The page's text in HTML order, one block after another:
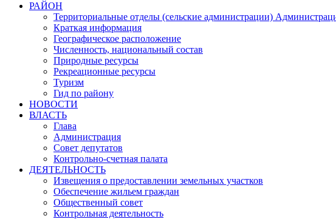
РАЙОН
Территориальные отделы (сельские администрации)
Краткая информация
Географическое расположение
Численность, национальный состав
Природные ресурсы
Рекреационные ресурсы
Туризм
Гид по району
НОВОСТИ
ВЛАСТЬ
Глава
Администрация
Совет депутатов
Контрольно-счетная палата
ДЕЯТЕЛЬНОСТЬ
Извещения о предоставлении земельных участков
Обеспечение жильем граждан
Общественный совет
Контрольная деятельность